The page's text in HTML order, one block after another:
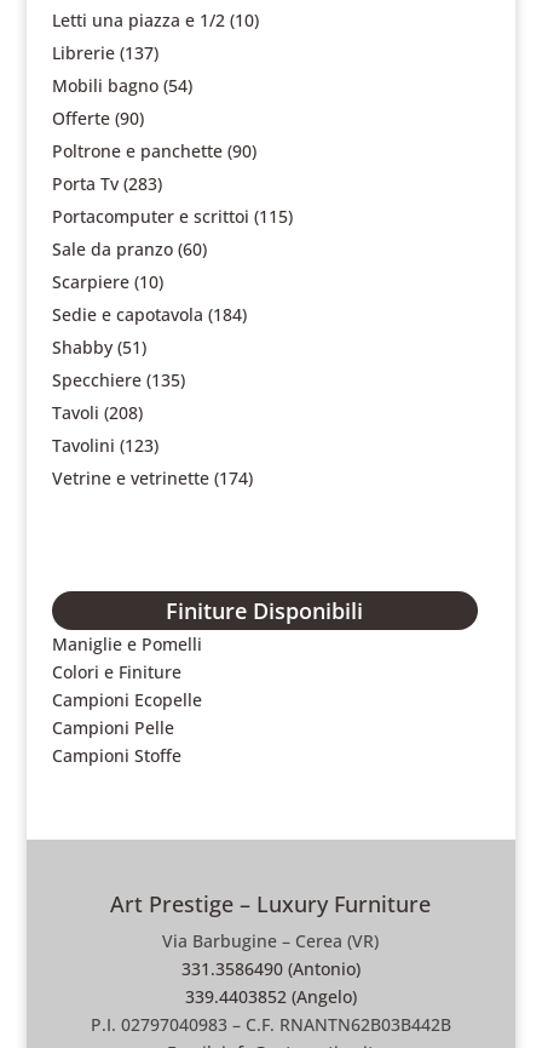
Letti una piazza e 1/2 (10)
Librerie (137)
Mobili bagno (54)
Offerte (90)
Poltrone e panchette (90)
Porta Tv (283)
Portacomputer e scrittoi (115)
Sale da pranzo (60)
Scarpiere (10)
Sedie e capotavola (184)
Shabby (51)
Specchiere (135)
Tavoli (208)
Tavolini (123)
Vetrine e vetrinette (174)
Finiture Disponibili
Maniglie e Pomelli
Colori e Finiture
Campioni Ecopelle
Campioni Pelle
Campioni Stoffe
Art Prestige – Luxury Furniture
Via Barbugine – Cerea (VR)
331.3586490 (Antonio)
339.4403852 (Angelo)
P.I. 02797040983 – C.F. RNANTN62B03B442B